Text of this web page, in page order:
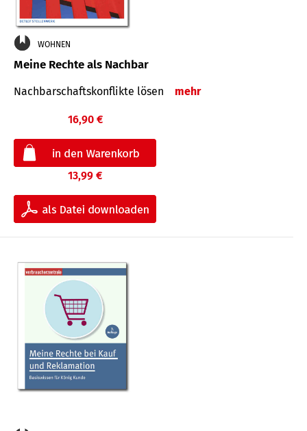
WOHNEN
Meine Rechte als Nachbar
Nach­bar­schafts­konflikte lösen mehr
16,90 €
13,99 €